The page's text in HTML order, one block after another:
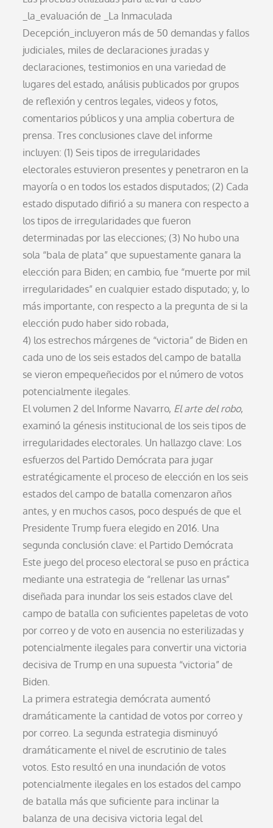
_la_evaluación de _La Inmaculada
Decepción_incluyeron más de 50 demandas y fallos
judiciales, miles de declaraciones juradas y
declaraciones, testimonios en una variedad de
lugares del estado, análisis publicados por grupos
de reflexión y centros legales, videos y fotos,
comentarios públicos y una amplia cobertura de
prensa. Tres conclusiones clave del informe
incluyen: (1) Seis tipos de irregularidades
electorales estuvieron presentes y penetraron en la
mayoría o en todos los estados disputados; (2) Cada
estado disputado difirió a su manera con respecto a
los tipos de irregularidades que fueron
determinadas por las elecciones; (3) No hubo una
sola “bala de plata” que supuestamente ganara la
elección para Biden; en cambio, fue “muerte por mil
irregularidades” en cualquier estado disputado; y, lo
más importante, con respecto a la pregunta de si la
elección pudo haber sido robada,
4) los estrechos márgenes de “victoria” de Biden en
cada uno de los seis estados del campo de batalla
se vieron empequeñecidos por el número de votos
potencialmente ilegales.
El volumen 2 del Informe Navarro, El arte del robo,
examinó la génesis institucional de los seis tipos de
irregularidades electorales. Un hallazgo clave: Los
esfuerzos del Partido Demócrata para jugar
estratégicamente el proceso de elección en los seis
estados del campo de batalla comenzaron años
antes, y en muchos casos, poco después de que el
Presidente Trump fuera elegido en 2016. Una
segunda conclusión clave: el Partido Demócrata
Este juego del proceso electoral se puso en práctica
mediante una estrategia de “rellenar las urnas”
diseñada para inundar los seis estados clave del
campo de batalla con suficientes papeletas de voto
por correo y de voto en ausencia no esterilizadas y
potencialmente ilegales para convertir una victoria
decisiva de Trump en una supuesta “victoria” de
Biden.
La primera estrategia demócrata aumentó
dramáticamente la cantidad de votos por correo y
por correo. La segunda estrategia disminuyó
dramáticamente el nivel de escrutinio de tales
votos. Esto resultó en una inundación de votos
potencialmente ilegales en los estados del campo
de batalla más que suficiente para inclinar la
balanza de una decisiva victoria legal del